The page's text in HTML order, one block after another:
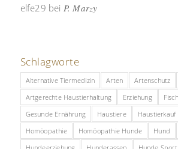
elfe29 bei P. Marzy
Schlagworte
Alternative Tiermedizin Arten Artenschutz
Artgerechte Haustierhaltung
Erziehung
Gesunde Ernährung
Haustiere Haustierkauf
Homöopathie
Homöopathie Hunde Hund